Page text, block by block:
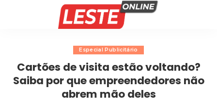
Especial Publicitário
Cartões de visita estão voltando?
Saiba por que empreendedores não
abrem mão deles